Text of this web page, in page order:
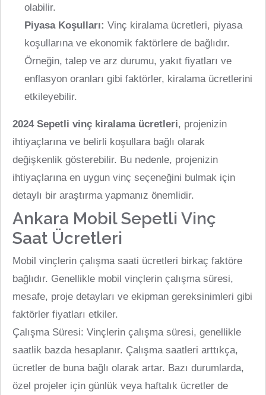
olabilir.
Piyasa Koşulları: Vinç kiralama ücretleri, piyasa
koşullarına ve ekonomik faktörlere de bağlıdır.
Örneğin, talep ve arz durumu, yakıt fiyatları ve
enflasyon oranları gibi faktörler, kiralama ücretlerini
etkileyebilir.
2024 Sepetli vinç kiralama ücretleri, projenizin
ihtiyaçlarına ve belirli koşullara bağlı olarak
değişkenlik gösterebilir. Bu nedenle, projenizin
ihtiyaçlarına en uygun vinç seçeneğini bulmak için
detaylı bir araştırma yapmanız önemlidir.
Ankara Mobil Sepetli Vinç
Saat Ücretleri
Mobil vinçlerin çalışma saati ücretleri birkaç faktöre
bağlıdır. Genellikle mobil vinçlerin çalışma süresi,
mesafe, proje detayları ve ekipman gereksinimleri gibi
faktörler fiyatları etkiler.
Çalışma Süresi: Vinçlerin çalışma süresi, genellikle
saatlik bazda hesaplanır. Çalışma saatleri arttıkça,
ücretler de buna bağlı olarak artar. Bazı durumlarda,
özel projeler için günlük veya haftalık ücretler de